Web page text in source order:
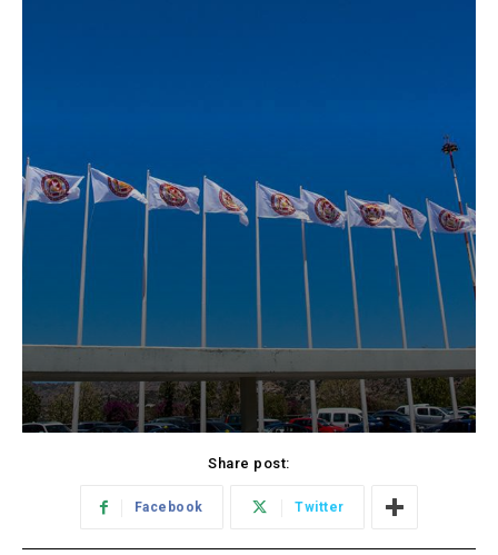
Share post:
Facebook Twitter